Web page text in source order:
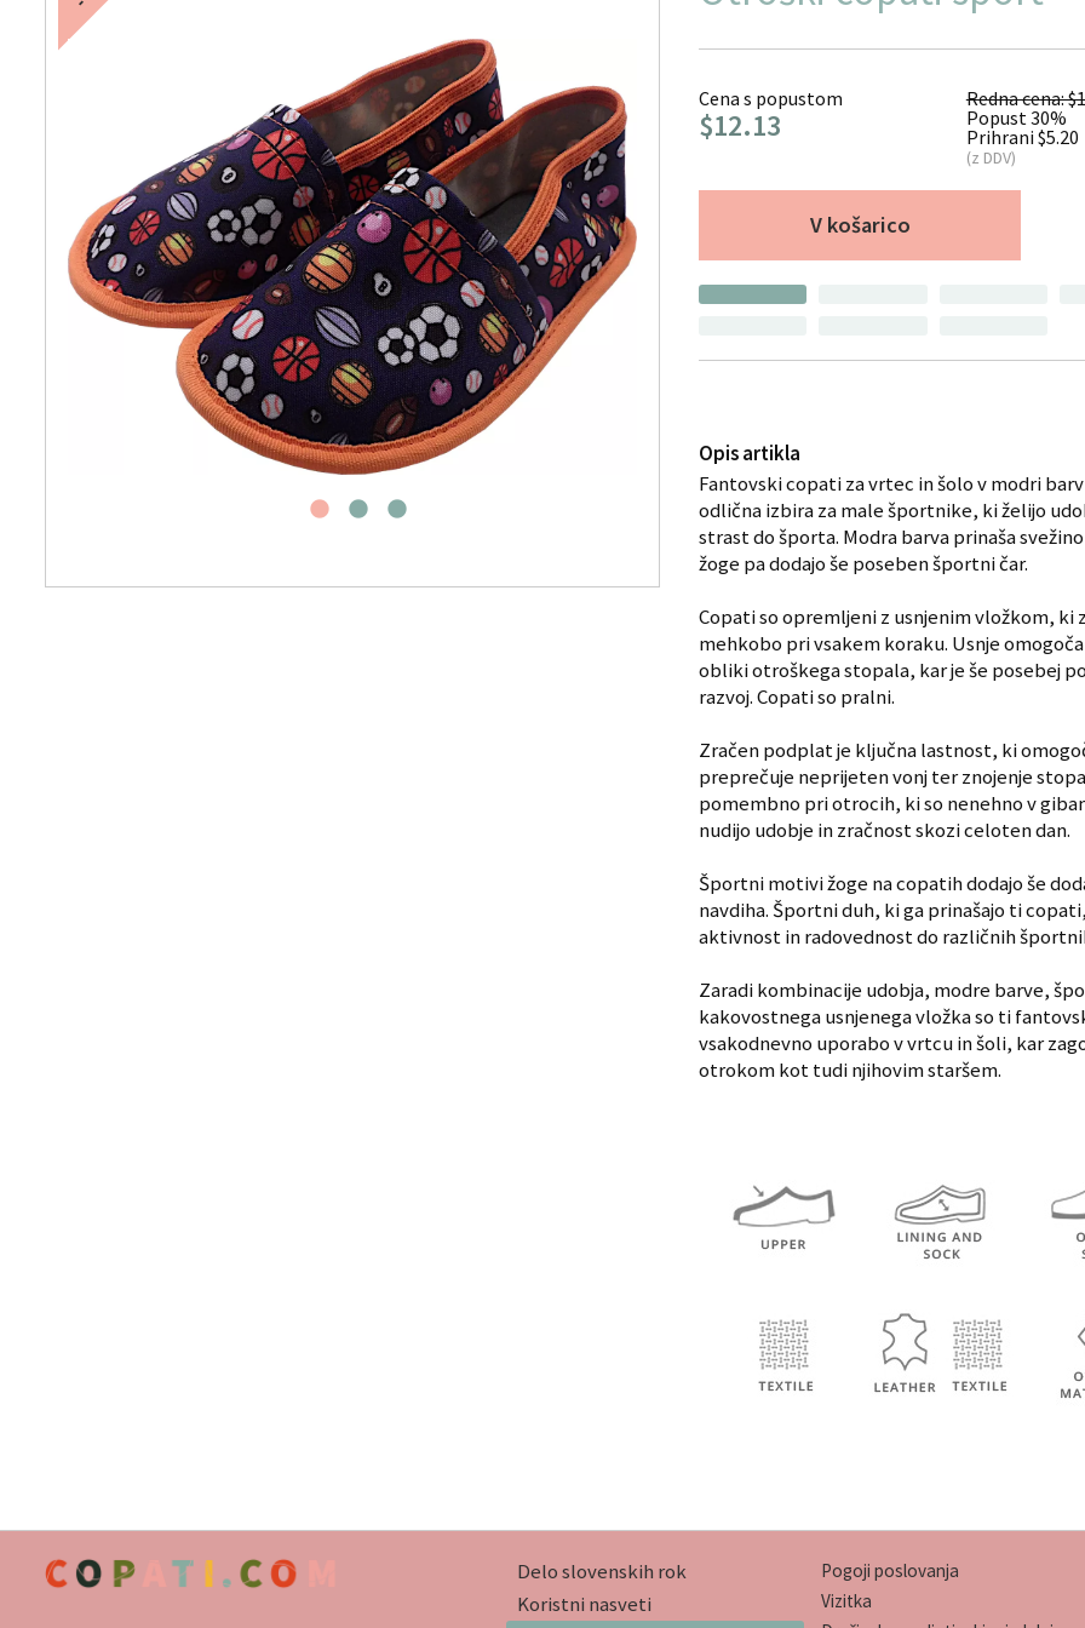
Cena s popustom
$12.13
Redna cena:
Popust 30%
Prihrani $5.20
(z DDV)
V košarico
Opis artikla
Fantovski copati za vrtec in šolo v modri
odlična izbira za male športnike, ki želijo
strast do športa. Modra barva prinaša
žoge pa dodajo še poseben športni čar.
Copati so opremljeni z usnjenim vložkom, ki
mehkobo pri vsakem koraku. Usnje
obliki otroškega stopala, kar je še posebej
razvoj. Copati so pralni.
Zračen podplat je ključna lastnost, ki
preprečuje neprijeten vonj ter znojenje
pomembno pri otrocih, ki so nenehno v
nudijo udobje in zračnost skozi celoten dan.
Športni motivi žoge na copatih dodajo še
navdiha. Športni duh, ki ga prinašajo ti
aktivnost in radovednost do različnih
Zaradi kombinacije udobja, modre barve,
kakovostnega usnjenega vložka so ti
vsakodnevno uporabo v vrtcu in šoli, kar
otrokom kot tudi njihovim staršem.
Delo slovenskih rok
Koristni nasveti
Pogoji poslovanja
Vizitka